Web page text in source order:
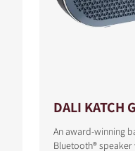
DALI KATCH
An award-winning
Bluetooth®